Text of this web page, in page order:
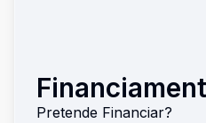
Pretende Financiar?